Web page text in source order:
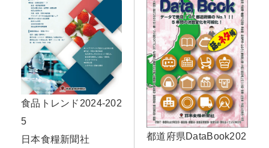
食品トレンド2024-202
5
日本食糧新聞社
都道府県DataBook202